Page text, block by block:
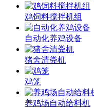
鸡饲料搅拌机组
自动化养鸡设备
猪舍清粪机
鸡笼
养鸡场自动给料机